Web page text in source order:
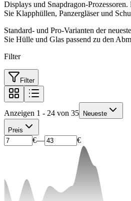
Displays und Snapdragon-
Sie Klapphüllen, Panzergläser und
Standard- und Pro-Varianten der
Sie Hülle und Glas passend zu den
Filter
Filter
Anzeigen 1 - 24 von 35 Neueste
Preis
€— €